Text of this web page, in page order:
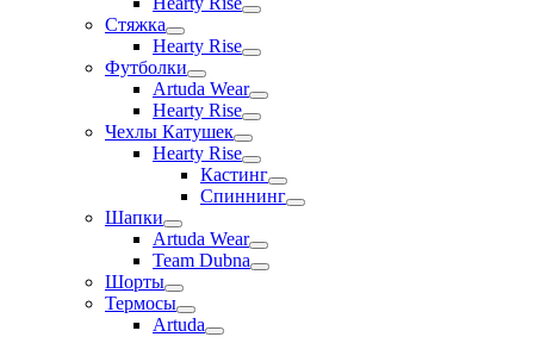
Стяжка
Hearty Rise
Футболки
Artuda Wear
Hearty Rise
Чехлы Катушек
Hearty Rise
Кастинг
Спиннинг
Шапки
Artuda Wear
Team Dubna
Шорты
Термосы
Artuda